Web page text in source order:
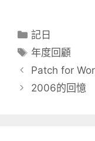
分
類
記日
標
籤
年度回顧
Patch for
2006的回憶